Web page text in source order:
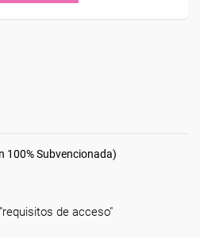
100% Subvencionada)
de acceso"